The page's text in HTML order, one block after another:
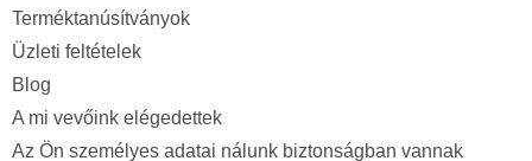
Terméktanúsítványok
Üzleti feltételek
Blog
A mi vevőink elégedettek
Az Ön személyes adatai nálunk biztonságban vannak